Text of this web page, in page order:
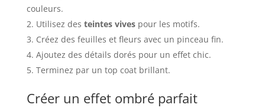
couleurs.
Utilisez des teintes vivespour les motifs.
Créez des feuilles et fleurs avec un pinceau fin.
Ajoutez des détails dorés pour un effet chic.
Terminez par un top coat brillant.
Créer un effet ombré parfait